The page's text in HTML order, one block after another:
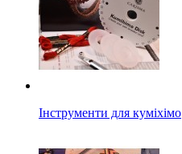
Інструменти для куміхімо